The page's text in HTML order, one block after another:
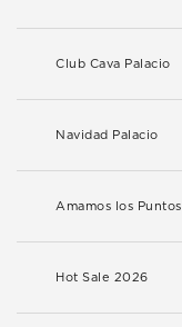
Club Cava Palacio
Navidad Palacio
Amamos los Puntos
Hot Sale 2026